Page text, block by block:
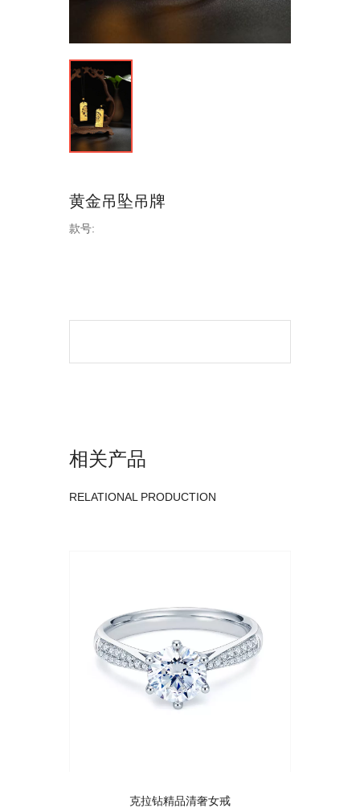
黄金吊坠吊牌
款号:
相关产品
RELATIONAL PRODUCTION
克拉钻精品清奢女戒